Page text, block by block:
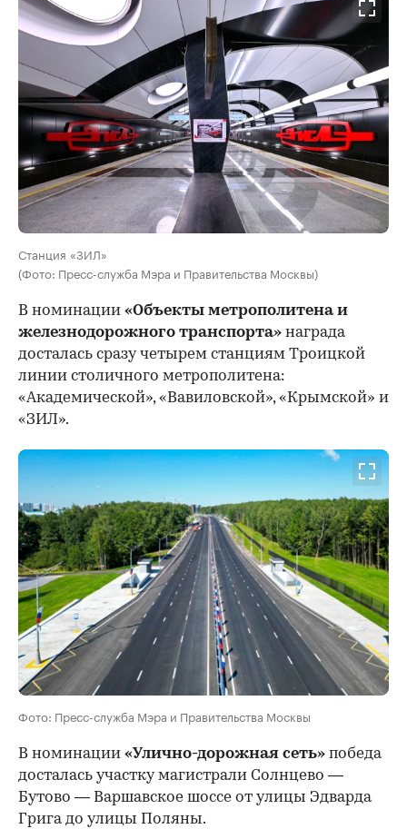
Станция «ЗИЛ»
(Фото: Пресс-служба Мэра и Правительства Москвы)
В номинации «Объекты метрополитена и
железнодорожного транспорта» награда
досталась сразу четырем станциям Троицкой
линии столичного метрополитена:
«Академической», «Вавиловской», «Крымской» и
«ЗИЛ».
Фото: Пресс-служба Мэра и Правительства Москвы
В номинации «Улично-дорожная сеть» победа
досталась участку магистрали Солнцево —
Бутово — Варшавское шоссе от улицы Эдварда
Грига до улицы Поляны.